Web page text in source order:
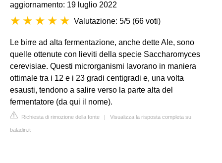
aggiornamento: 19 luglio 2022
Valutazione: 5/5 (66 voti)
Le birre ad alta fermentazione, anche dette Ale, sono
quelle ottenute con lieviti della specie Saccharomyces
cerevisiae. Questi microrganismi lavorano in maniera
ottimale tra i 12 e i 23 gradi centigradi e, una volta
esausti, tendono a salire verso la parte alta del
fermentatore (da qui il nome).
Richiesta di rimozione della fonte | Visualizza la risposta completa su
baladin.it